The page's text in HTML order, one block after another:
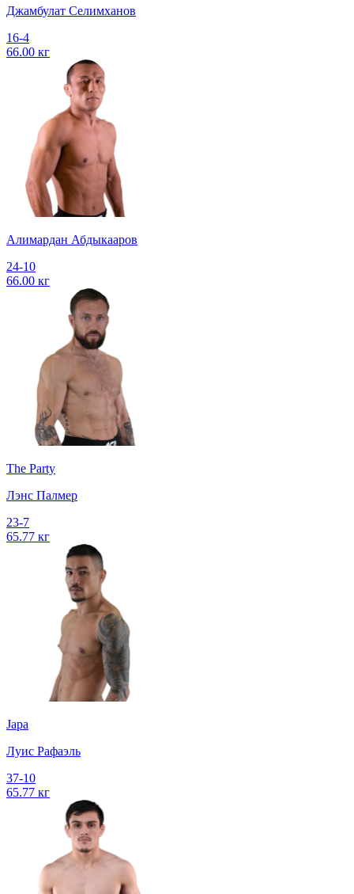
Джамбулат Селимханов
16-4
66.00 кг
Алимардан Абдыкааров
24-10
66.00 кг
The Party
Лэнс Палмер
23-7
65.77 кг
Japa
Луис Рафаэль
37-10
65.77 кг